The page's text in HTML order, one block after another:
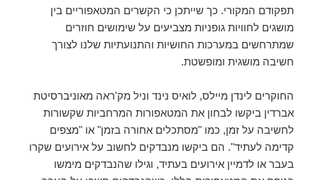
תפקודם המקורי. כך שייתכן כי הקשרים המטאפוריים בין
מושגים לחוויות גופניות מצביעים על שימושים חוזרים
שמתרחשים במערכות החושיות והתנועתיות שלנו לצורך
חשיבה מושגית ומופשטת.
החוקרים לינדן מיילס, לואיס נינד וניל מק'ראה מאוניברסיטת
אברדין ביקשו לבחון את המטאפורות המרחביות שקשורות
לחשיבה על זמן, כמו "מסתכלים אחורה בזמן" או "מצפים
קדימה לעתיד". הם ביקשו מנבדקים לחשוב על אירועים שקרו
בעבר או לדמיין אירועים בעתיד, וגילו שהנבדקים מימשו